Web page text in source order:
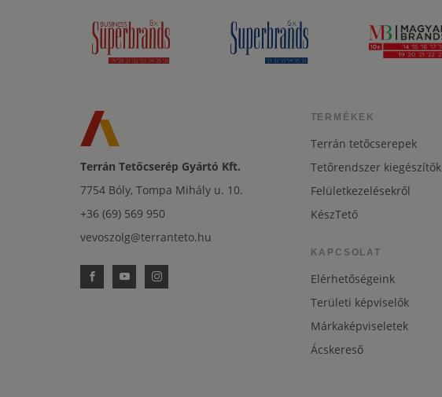
Terrán Tetőcserép Gyártó Kft.
7754 Bóly, Tompa Mihály u. 10.
+36 (69) 569 950
vevoszolg@terranteto.hu
TERMÉKEK
Terrán tetőcserepek
Tetőrendszer kiegészítők
Felületkezelésekről
KészTető
KAPCSOLAT
Elérhetőségeink
Területi képviselők
Márkaképviseletek
Ácskereső